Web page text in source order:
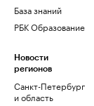
База знаний
РБК Образование
Новости
регионов
Санкт-Петербург
и область